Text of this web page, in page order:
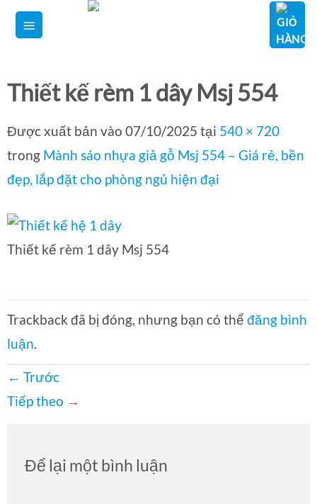
qua
dung
Thiết kế rèm 1 dây Msj 554
Được xuất bản vào 07/10/2025 tại 540 × 720
trong Mành sáo nhựa giả gỗ Msj 554 – Giá rẻ, bền
đẹp, lắp đặt cho phòng ngủ hiện đại
Thiết kế rèm 1 dây Msj 554
Trackback đã bị đóng, nhưng bạn có thể đăng bình
luận
← Trước
Tiếp theo →
Để lại một bình luận